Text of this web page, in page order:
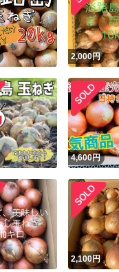
2,000円
4,600円
2,100円